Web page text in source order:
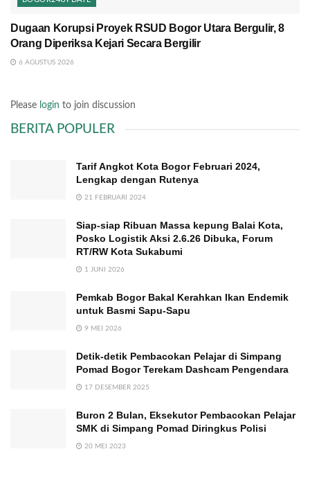
Dugaan Korupsi Proyek RSUD Bogor Utara Bergulir, 8
Orang Diperiksa Kejari Secara Bergilir
6 AGUSTUS 2026
Please login to join discussion
BERITA POPULER
Tarif Angkot Kota Bogor Februari 2024,
Lengkap dengan Rutenya
21 FEBRUARI 2024
Siap-siap Ribuan Massa kepung Balai Kota,
Posko Logistik Aksi 2.6.26 Dibuka, Forum
RT/RW Kota Sukabumi
1 JUNI 2026
Pemkab Bogor Bakal Kerahkan Ikan Endemik
untuk Basmi Sapu-Sapu
9 MEI 2026
Detik-detik Pembacokan Pelajar di Simpang
Pomad Bogor Terekam Dashcam Pengendara
17 DESEMBER 2025
Buron 2 Bulan, Eksekutor Pembacokan Pelajar
SMK di Simpang Pomad Diringkus Polisi
20 MEI 2023